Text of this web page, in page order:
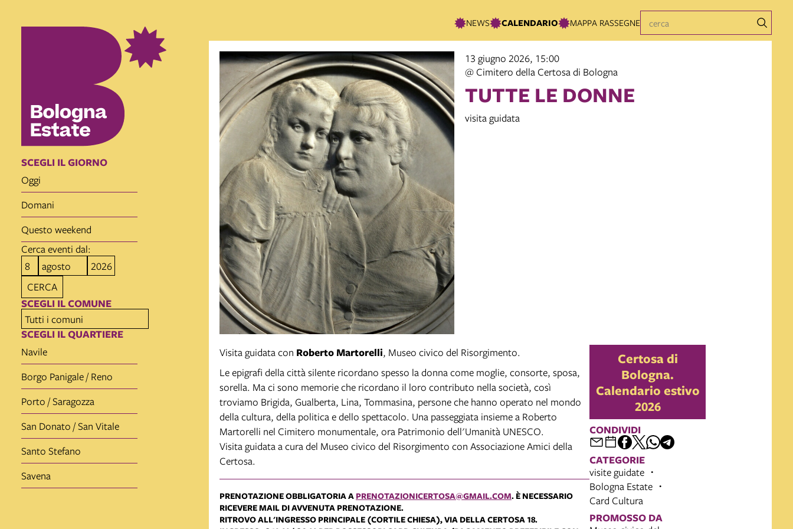
NEWS CALENDARIO MAPPA RASSEGNE
SCEGLI IL GIORNO
oggi
domani
questo weekend
Cerca eventi dal:
CERCA
SCEGLI IL COMUNE
SCEGLI IL QUARTIERE
Navile
Borgo Panigale / Reno
Porto / Saragozza
San Donato / San Vitale
Santo Stefano
Savena
13 giugno 2026, 15:00
@ Cimitero della Certosa di Bologna
TUTTE LE DONNE
visita guidata
Visita guidata con Roberto Martorelli, Museo civico del Risorgimento.
Le epigrafi della città silente ricordano spesso la donna come moglie, consorte, sposa,
sorella. Ma ci sono memorie che ricordano il loro contributo nella società, così
troviamo Brigida, Gualberta, Lina, Tommasina, persone che hanno operato nel mondo
della cultura, della politica e dello spettacolo. Una passeggiata insieme a Roberto
Martorelli nel Cimitero monumentale, ora Patrimonio dell'Umanità UNESCO.
Visita guidata a cura del Museo civico del Risorgimento con Associazione Amici della
Certosa.
PRENOTAZIONE OBBLIGATORIA A PRENOTAZIONICERTOSA@GMAIL.COM. È NECESSARIO
RICEVERE MAIL DI AVVENUTA PRENOTAZIONE.
RITROVO ALL'INGRESSO PRINCIPALE (CORTILE CHIESA), VIA DELLA CERTOSA 18.
Certosa di
Bologna.
Calendario estivo
2026
CONDIVIDI
CATEGORIE
visite guidate
Bologna Estate
Card Cultura
PROMOSSO DA